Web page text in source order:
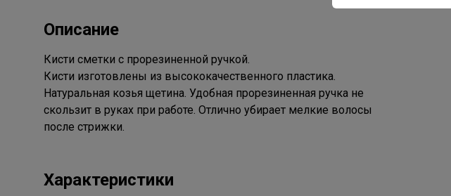
Описание
Кисти сметки с прорезиненной ручкой.
Кисти изготовлены из высококачественного пластика.
Натуральная козья щетина. Удобная прорезиненная ручка не
скользит в руках при работе. Отлично убирает мелкие волосы
после стрижки.
Характеристики